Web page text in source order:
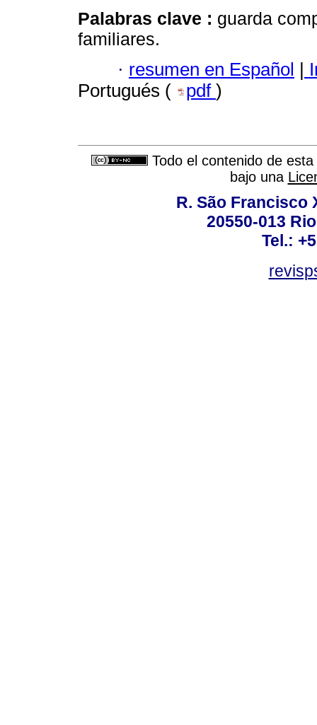
Palabras clave : guarda
familiares.
· resumen en Español |
Portugués (
pdf )
Todo el contenido de
bajo una
R. São Francisco
20550-013
Tel.: